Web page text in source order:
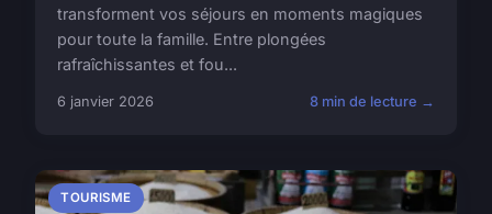
transforment vos séjours en moments magiques
pour toute la famille. Entre plongées
rafraîchissantes et fou...
6 janvier 2026 8 min de lecture →
TOURISME